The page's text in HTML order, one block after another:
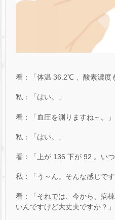
看：「体温 36.2℃ 、酸素濃度
私：「はい。」
看：「血圧を測りますね～。」
私：「はい。」
看：「上が 136 下が 92 。いつ
私：「う～ん。そんな感じです
看：「それでは、今から、病
いんですけど大丈夫ですか？」